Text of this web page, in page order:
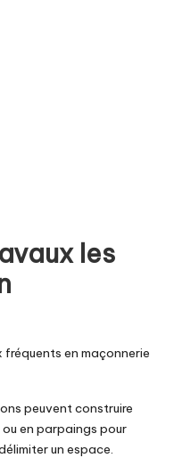
les
fréquents en maçonnerie
peuvent construire
ou en parpaings pour
un espace.